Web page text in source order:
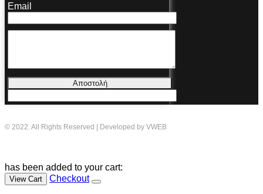
Email
Αποστολή
© 2022. All Rights Reserved | Developed by VWEB
has been added to your cart:
View Cart Checkout